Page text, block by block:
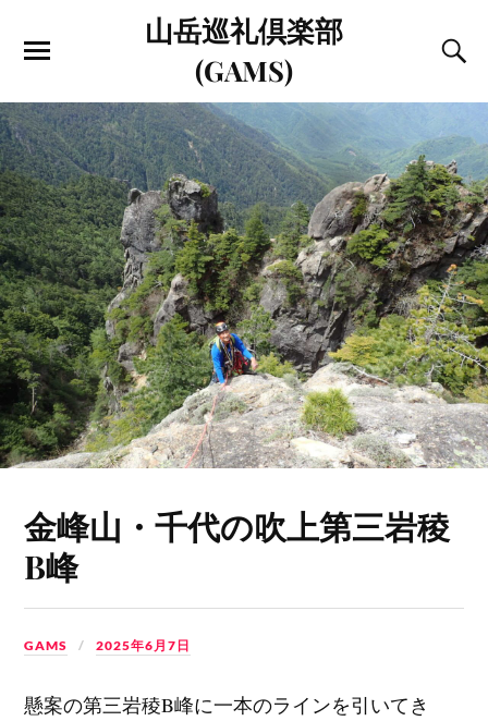
山岳巡礼倶楽部
(GAMS)
金峰山・千代の吹上第三岩稜
B峰
GAMS 2025年6月7日
懸案の第三岩稜B峰に一本のラインを引いてき